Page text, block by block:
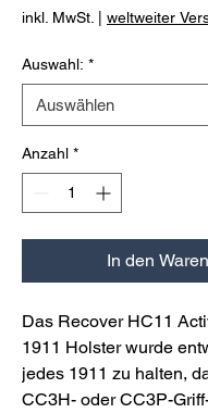
inkl. MwSt. weltweiter
Auswahl: *
Anzahl *
In den
Das Recover HC11
1911 Holster wurde
jedes 1911 zu halten,
CC3H- oder CC3P-